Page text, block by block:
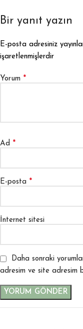
Bir yanıt yazın
E-posta adresiniz
işaretlenmişlerdir
Yorum *
Ad *
E-posta *
İnternet sitesi
Daha sonraki
adresim ve site adresim